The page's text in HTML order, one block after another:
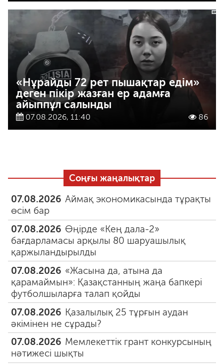
«Нұрайды 72 рет пышақтар едім»
деген пікір жазған ер адамға
айыппұл салынды
07.08.2026, 11:40 86
Соңғы жаңалықтар
07.08.2026 Аймақ экономикасында тұрақты
өсім бар
07.08.2026 Өңірде «Кең дала-2»
бағдарламасы арқылы 80 шаруашылық
қаржыландырылды
07.08.2026 «Жасына да, атына да
қарамаймын»: Қазақстанның жаңа бапкері
футболшыларға талап қойды
07.08.2026 Қазалылық 25 тұрғын аудан
әкімінен не сұрады?
07.08.2026 Мемлекеттік грант конкурсының
нәтижесі шықты